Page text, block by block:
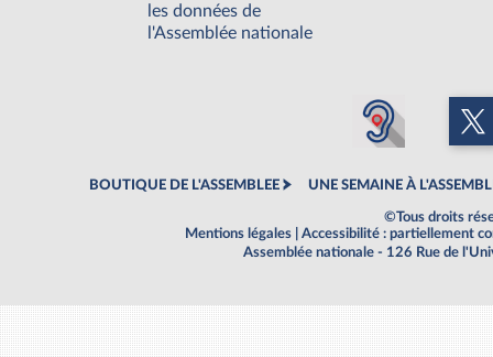
les données de
l'Assemblée nationale
BOUTIQUE DE L'ASSEMBLEE UNE SEMAINE À
©Tous droits
Mentions légales
Accessibilité : partiellement
Assemblée nationale - 126 Rue de